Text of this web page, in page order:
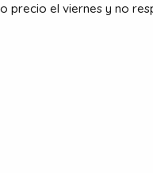
precio el viernes y no